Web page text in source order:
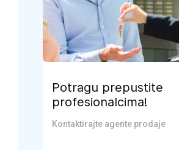
Potragu prepustite
profesionalcima!
Kontaktirajte agente prodaje